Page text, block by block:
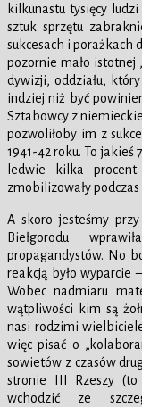
kilkunastu tysięcy
sztuk sprzętu
sukcesach i porażkach
pozornie mało istotnej
dywizji, oddziału,
indziej niż być
Sztabowcy z
pozwoliłoby im z
1941-42 roku. To
ledwie kilka procent
zmobilizowały
A skoro jesteśmy
Biełgorodu
propagandystów. No
reakcją było wyparcie
Wobec nadmiaru
wątpliwości kim są
nasi rodzimi
więc pisać o
sowietów z czasów
stronie III Rzeszy
wchodzić ze